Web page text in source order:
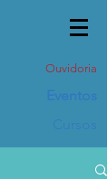
Ouvidoria